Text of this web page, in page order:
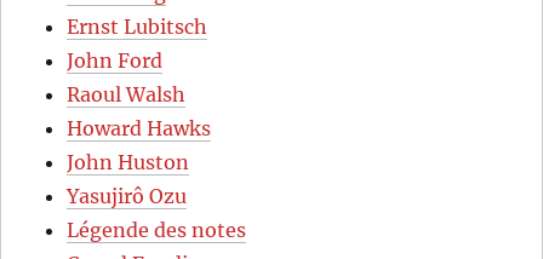
Ernst Lubitsch
John Ford
Raoul Walsh
Howard Hawks
John Huston
Yasujirô Ozu
Légende des notes